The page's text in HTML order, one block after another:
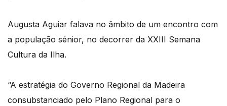
Augusta Aguiar falava no âmbito de um encontro com
a população sénior, no decorrer da XXIII Semana
Cultura da Ilha.
“A estratégia do Governo Regional da Madeira
consubstanciado pelo Plano Regional para o